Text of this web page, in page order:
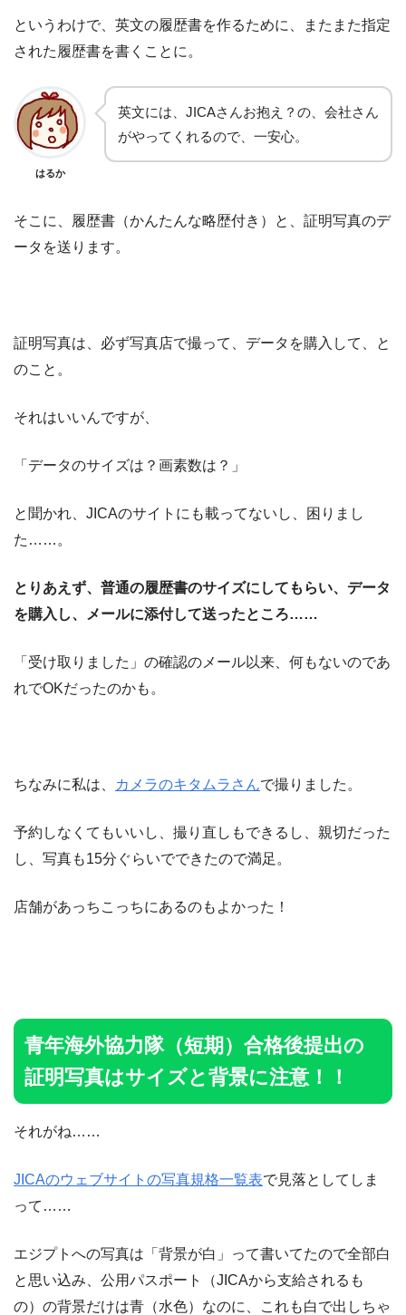
というわけで、英文の履歴書を作るために、またまた指定
された履歴書を書くことに。
はるか
英文には、JICAさんお抱え？の、会社さん
がやってくれるので、一安心。
そこに、履歴書（かんたんな略歴付き）と、証明写真のデ
ータを送ります。
証明写真は、必ず写真店で撮って、データを購入して、と
のこと。
それはいいんですが、
「データのサイズは？画素数は？」
と聞かれ、JICAのサイトにも載ってないし、困りまし
た……。
とりあえず、普通の履歴書のサイズにしてもらい、データ
を購入し、メールに添付して送ったところ……
「受け取りました」の確認のメール以来、何もないのであ
れでOKだったのかも。
ちなみに私は、 カメラのキタムラさんで撮りました。
予約しなくてもいいし、撮り直しもできるし、親切だった
し、写真も15分ぐらいでできたので満足。
店舗があっちこっちにあるのもよかった！
青年海外協力隊（短期）合格後提出の
証明写真はサイズと背景に注意！！
それがね……
JICAのウェブサイトの写真規格一覧表で見落としてしま
って……
エジプトへの写真は「背景が白」って書いてたので全部白
と思い込み、公用パスポート（JICAから支給されるも
の）の背景だけは青（水色）なのに、これも白で出しちゃ